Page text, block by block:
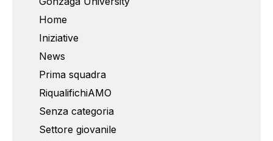
Home
Iniziative
News
Prima squadra
RiqualifichiAMO
Senza categoria
Settore giovanile